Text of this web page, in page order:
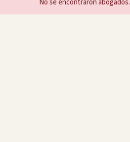
No se encontraron abogados.